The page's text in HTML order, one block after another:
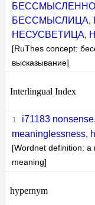
БЕССМЫСЛИЦА,
НЕСУСВЕТИЦА,
[RuThes concept:
высказывание]
Interlingual Index
i71183
meaninglessness,
[Wordnet definition:
meaning]
hypernym